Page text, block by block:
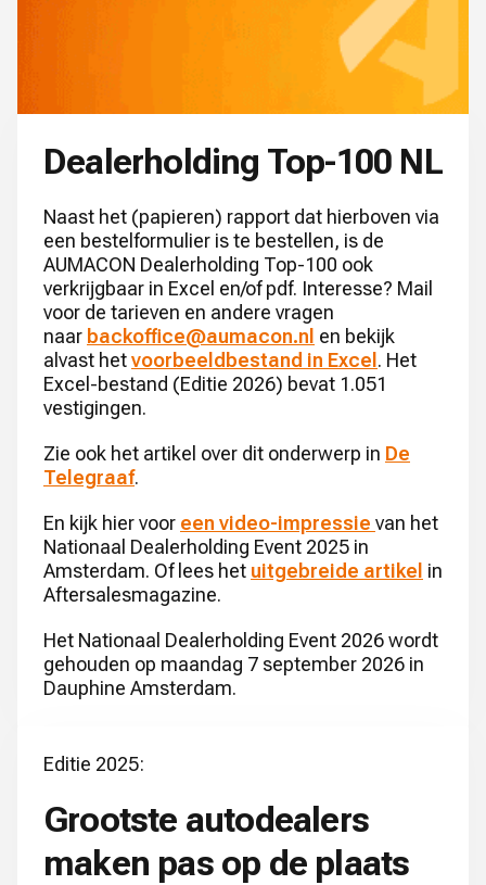
Dealerholding Top-100 NL
Naast het (papieren) rapport dat hierboven via
een bestelformulier is te bestellen, is de
AUMACON Dealerholding Top-100 ook
verkrijgbaar in Excel en/of pdf. Interesse? Mail
voor de tarieven en andere vragen
naar backoffice@aumacon.nl en bekijk
alvast hetvoorbeeldbestand in Excel . Het
Excel-bestand (Editie 2026) bevat 1.051
vestigingen.
Zie ook het artikel over dit onderwerp in De
Telegraaf.
En kijk hier voor een video-impressie van het
Nationaal Dealerholding Event 2025 in
Amsterdam. Of lees het uitgebreide artikel in
Aftersalesmagazine.
Het Nationaal Dealerholding Event 2026 wordt
gehouden op maandag 7 september 2026 in
Dauphine Amsterdam.
Editie 2025:
Grootste autodealers
maken pas op de plaats